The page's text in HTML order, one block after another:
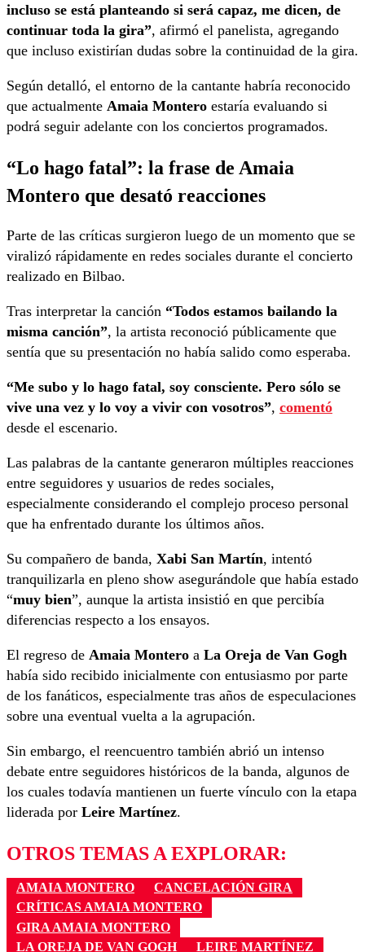
incluso se está planteando si será capaz, me dicen, de
continuar toda la gira”, afirmó el panelista, agregando
que incluso existirían dudas sobre la continuidad de la gira.
Según detalló, el entorno de la cantante habría reconocido
que actualmente Amaia Montero estaría evaluando si
podrá seguir adelante con los conciertos programados.
“Lo hago fatal”: la frase de Amaia
Montero que desató reacciones
Parte de las críticas surgieron luego de un momento que se
viralizó rápidamente en redes sociales durante el concierto
realizado en Bilbao.
Tras interpretar la canción “Todos estamos bailando la
misma canción”, la artista reconoció públicamente que
sentía que su presentación no había salido como esperaba.
“Me subo y lo hago fatal, soy consciente. Pero sólo se
vive una vez y lo voy a vivir con vosotros”, comentó
desde el escenario.
Las palabras de la cantante generaron múltiples reacciones
entre seguidores y usuarios de redes sociales,
especialmente considerando el complejo proceso personal
que ha enfrentado durante los últimos años.
Su compañero de banda, Xabi San Martín, intentó
tranquilizarla en pleno show asegurándole que había estado
“muy bien”, aunque la artista insistió en que percibía
diferencias respecto a los ensayos.
El regreso de Amaia Montero a La Oreja de Van Gogh
había sido recibido inicialmente con entusiasmo por parte
de los fanáticos, especialmente tras años de especulaciones
sobre una eventual vuelta a la agrupación.
Sin embargo, el reencuentro también abrió un intenso
debate entre seguidores históricos de la banda, algunos de
los cuales todavía mantienen un fuerte vínculo con la etapa
liderada por Leire Martínez.
OTROS TEMAS A EXPLORAR:
AMAIA MONTERO
CANCELACIÓN GIRA
CRÍTICAS AMAIA MONTERO
GIRA AMAIA MONTERO
LA OREJA DE VAN GOGH
LEIRE MARTÍNEZ